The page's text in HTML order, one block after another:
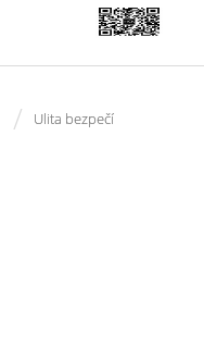
/ Ulita bezpečí